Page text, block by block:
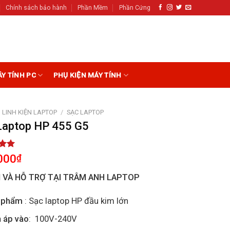
Chính sách bảo hành Phần Mềm Phần Cứng
TÍNH PC PHỤ KIỆN MÁY TÍNH
LINH KIỆN LAPTOP / SẠC LAPTOP
HP 455 G5
₫
VÀ HỖ TRỢ TẠI TRÂM ANH LAPTOP
: Sạc laptop HP đầu kim lớn
áp vào: 100V-240V